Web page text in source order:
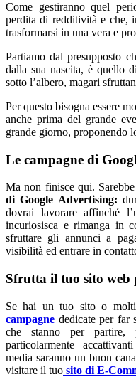
Come gestiranno quel
perdita di redditività e che,
trasformarsi in una vera e
Partiamo dal presupposto
dalla sua nascita, è quello
sotto l’albero, magari
Per questo bisogna essere
anche prima del grande
grande giorno, proponendo
Le campagne di
Ma non finisce qui.
di Google Advertising:
dovrai lavorare affinché
incuriosisca e rimanga in
sfruttare gli annunci a
visibilità ed entrare in
Sfrutta il tuo sito web
Se hai un tuo sito o
campagne dedicate per far
che stanno per partire,
particolarmente
media saranno un buon
visitare il tuo sito di E-